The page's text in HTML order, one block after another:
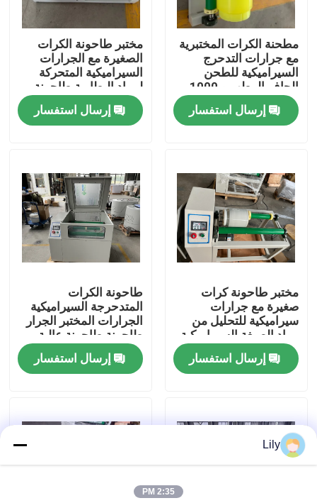
منزل
حول بنا
جولة في المعمل
اتصل بنا
أخبار
درفلة الكرة مطحنة
مطحنة الكرات المختبرية
مع جرارات التدحرج
السيراميكية للطحن
الجاف الرطب و 1000
إنتاج الشبكة
إرسال استفسار
مختبر طاحونة الكرات
الصغيرة مع الجرارات
السيراميكية المتحركة
لمواد البطارية طاحونة
مسحوق LFP NMC
إنتاجية عاليةإرسال استفسار
مختبر طاحونة كرات
صغيرة مع جرارات
سيراميكية للتحليل من
مواد الصبغة السيراميكية
إرسال استفسار
طاحونة الكرات
المتدحرجة السيراميكية
الجرارات المختبر الجرار
طاحونة طاحونة عالية
الإنتاجية و 1000 إنتاج
الشبكةإرسال استفسار
Lily
2:35 PM